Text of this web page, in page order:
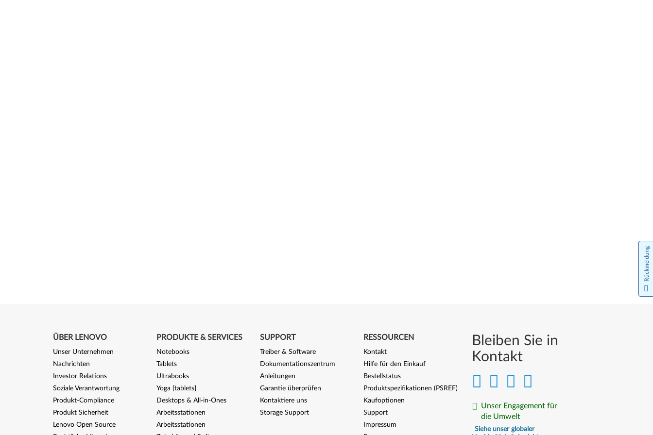
Bleiben Sie in
Kontakt
Unser Engagement für
die Umwelt
Siehe unser globaler
ÜBER LENOVO
Unser Unternehmen
Nachrichten
Investor Relations
Soziale Verantwortung
Produkt-Compliance
Produkt Sicherheit
Lenovo Open Source
PRODUKTE & SERVICES
Notebooks
Tablets
Ultrabooks
Yoga {tablets}
Desktops & All-in-Ones
Arbeitsstationen
Arbeitsstationen
SUPPORT
Treiber & Software
Dokumentationszentrum
Anleitungen
Garantie überprüfen
Kontaktiere uns
Storage Support
RESSOURCEN
Kontakt
Hilfe für den Einkauf
Bestellstatus
Produktspezifikationen (PSREF)
Kaufoptionen
Support
Impressum
Rückmeldung